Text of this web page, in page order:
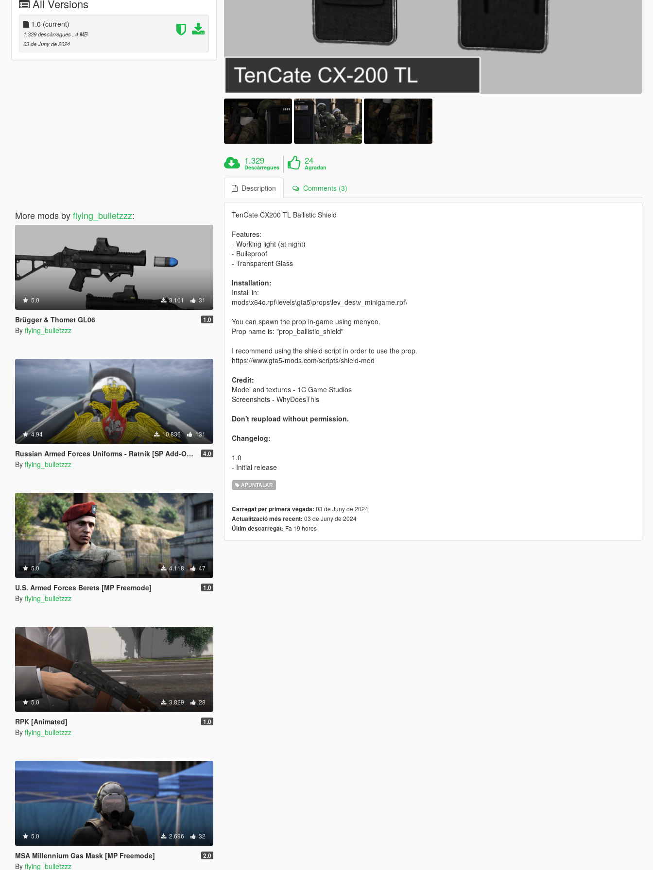
All Versions
1.0 (current)
1.329 descàrregues , 4 MB
03 de Juny de 2024
More mods byflying_bulletzzz:
5.0 3.101 31
Brügger & Thomet GL06 1.0
By flying_bulletzzz
4.94 10.836 131
Russian Armed Forces Uniforms - Ratnik [SP Add-On | MP Freemode] 4.0
By flying_bulletzzz
5.0 4.118 47
U.S. Armed Forces Berets [MP Freemode] 1.0
By flying_bulletzzz
5.0 3.829 28
RPK [Animated] 1.0
By flying_bulletzzz
5.0 2.696 32
MSA Millennium Gas Mask [MP Freemode] 2.0
By flying_bulletzzz
1.329
Descàrregues
24
Agradan
Description Comments (3)
TenCate CX200 TL Ballistic Shield
Features:
- Working light (at night)
- Bulleproof
- Transparent Glass
Installation:
Install in:
mods\x64c.rpf\levels\gta5\props\lev_des\v_minigame.rpf\
You can spawn the prop in-game using menyoo.
Prop name is: "prop_ballistic_shield"
I recommend using the shield script in order to use the prop.
https://www.gta5-mods.com/scripts/shield-mod
Credit:
Model and textures - 1C Game Studios
Screenshots - WhyDoesThis
Don't reupload without permission.
Changelog:
1.0
- Initial release
APUNTALAR
Carregat per primera vegada: 03 de Juny de 2024
Actualització més recent: 03 de Juny de 2024
Últim descarregat: Fa 19 hores